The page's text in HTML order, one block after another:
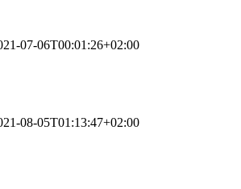
07-06T00:01:26+02:00
08-05T01:13:47+02:00